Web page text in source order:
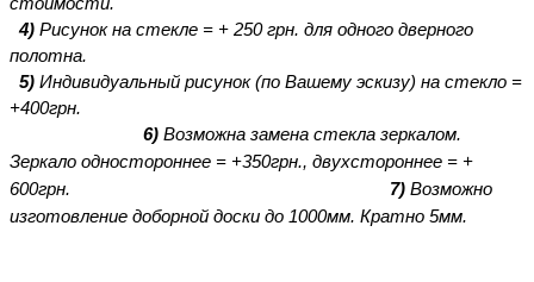
4) Рисунок на стекле = + 250 грн. для одного дверного
полотна.
5) Индивидуальный рисунок(по Вашему эскизу) на стекло =
+400грн.
6) Возможна замена стекла зеркалом.
Зеркало одностороннее = +350грн., двухстороннее = +
600грн. 7) Возможно
изготовление доборной доски до 1000мм. Кратно 5мм.